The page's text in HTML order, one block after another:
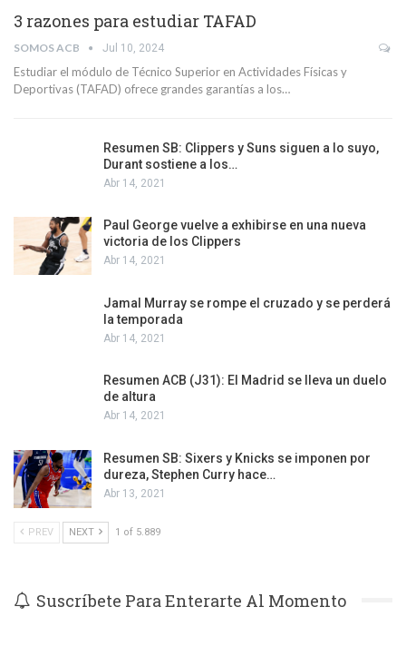
3 razones para estudiar TAFAD
SOMOS ACB Jul 10, 2024
Estudiar el módulo de Técnico Superior en Actividades Físicas y
Deportivas (TAFAD) ofrece grandes garantías a los…
Resumen SB: Clippers y Suns siguen a lo suyo,
Durant sostiene a los…
Abr 14, 2021
Paul George vuelve a exhibirse en una nueva
victoria de los Clippers
Abr 14, 2021
Jamal Murray se rompe el cruzado y se perderá
la temporada
Abr 14, 2021
Resumen ACB (J31): El Madrid se lleva un duelo
de altura
Abr 14, 2021
Resumen SB: Sixers y Knicks se imponen por
dureza, Stephen Curry hace…
Abr 13, 2021
PREV NEXT 1 of 5.889
Suscríbete Para Enterarte Al Momento